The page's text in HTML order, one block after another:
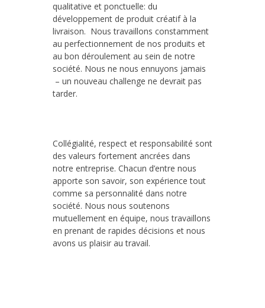
qualitative et ponctuelle: du
développement de produit créatif à la
livraison. Nous travaillons constamment
au perfectionnement de nos produits et
au bon déroulement au sein de notre
société. Nous ne nous ennuyons jamais
– un nouveau challenge ne devrait pas
tarder.
Collégialité, respect et responsabilité sont
des valeurs fortement ancrées dans
notre entreprise. Chacun d’entre nous
apporte son savoir, son expérience tout
comme sa personnalité dans notre
société. Nous nous soutenons
mutuellement en équipe, nous travaillons
en prenant de rapides décisions et nous
avons us plaisir au travail.